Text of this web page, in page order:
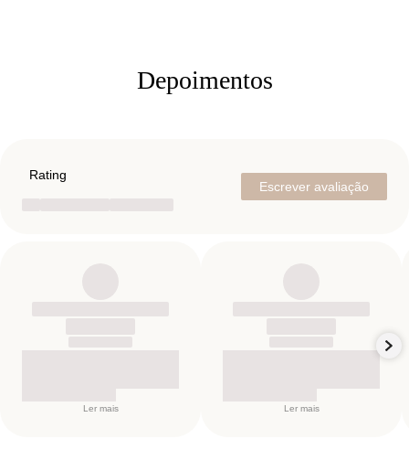
Depoimentos
Rating
Escrever avaliação
Ler mais Ler mais